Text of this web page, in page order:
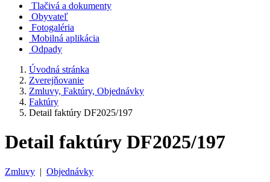
Tlačivá a dokumenty
Obyvateľ
Fotogaléria
Mobilná aplikácia
Odpady
Úvodná stránka
Zverejňovanie
Zmluvy, Faktúry, Objednávky
Faktúry
Detail faktúry DF2025/197
Detail faktúry DF2025/197
Zmluvy | Objednávky